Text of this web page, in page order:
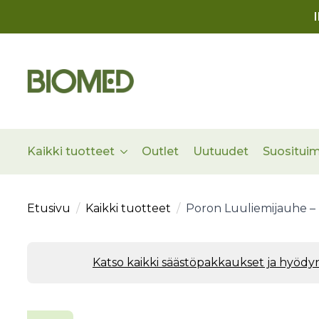
Kaikki tuotteet Outlet Uutuudet
Etusivu Kaikki tuotteet Poron Luuliemijauhe –
Katso kaikki säästöpakkaukset ja